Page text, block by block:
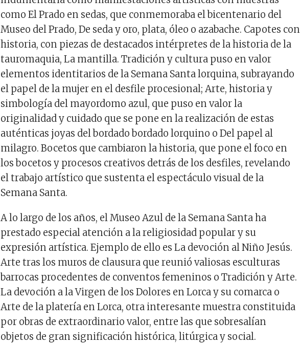
comoEl Prado en sedas, que conmemoraba el bicentenario del
Museo del Prado,De seda y oro, plata, óleo o azabache. Capotes con
historia, con piezas de destacados intérpretes de la historia de la
tauromaquia,La mantilla. Tradición y cultura puso en valor
elementos identitarios de la Semana Santa lorquina, subrayando
el papel de la mujer en el desfile procesional;Arte, historia y
simbología del mayordomo azul, que puso en valor la
originalidad y cuidado que se pone en la realización de estas
auténticas joyas del bordado bordado lorquino oDel papel al
milagro. Bocetos que cambiaron la historia, que pone el foco en
los bocetos y procesos creativos detrás de los desfiles, revelando
el trabajo artístico que sustenta el espectáculo visual de la
Semana Santa.
A lo largo de los años, el Museo Azul de la Semana Santa ha
prestado especial atención a la religiosidad popular y su
expresión artística. Ejemplo de ello esLa devoción al Niño Jesús.
Arte tras los muros de clausura que reunió valiosas esculturas
barrocas procedentes de conventos femeninos oTradición y Arte.
La devoción a la Virgen de los Dolores en Lorca y su comarca o
Arte de la platería en Lorca, otra interesante muestra constituida
por obras de extraordinario valor, entre las que sobresalían
objetos de gran significación histórica, litúrgica y social.